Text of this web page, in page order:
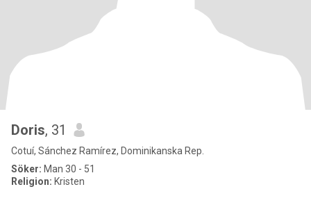
Doris, 31
Cotuí, Sánchez Ramírez, Dominikanska Rep.
Söker: Man 30 - 51
Religion: Kristen